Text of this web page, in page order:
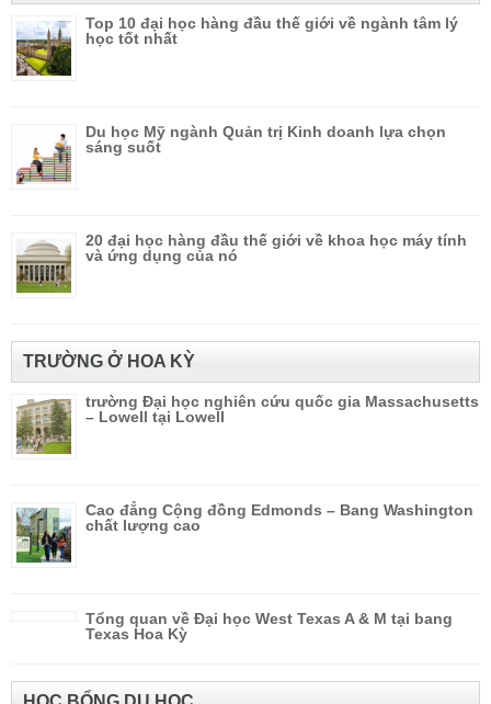
Top 10 đại học hàng đầu thế giới về ngành tâm lý
học tốt nhất
Du học Mỹ ngành Quản trị Kinh doanh lựa chọn
sáng suốt
20 đại học hàng đầu thế giới về khoa học máy tính
và ứng dụng của nó
TRƯỜNG Ở HOA KỲ
trường Đại học nghiên cứu quốc gia Massachusetts
– Lowell tại Lowell
Cao đẳng Cộng đồng Edmonds – Bang Washington
chất lượng cao
Tổng quan về Đại học West Texas A & M tại bang
Texas Hoa Kỳ